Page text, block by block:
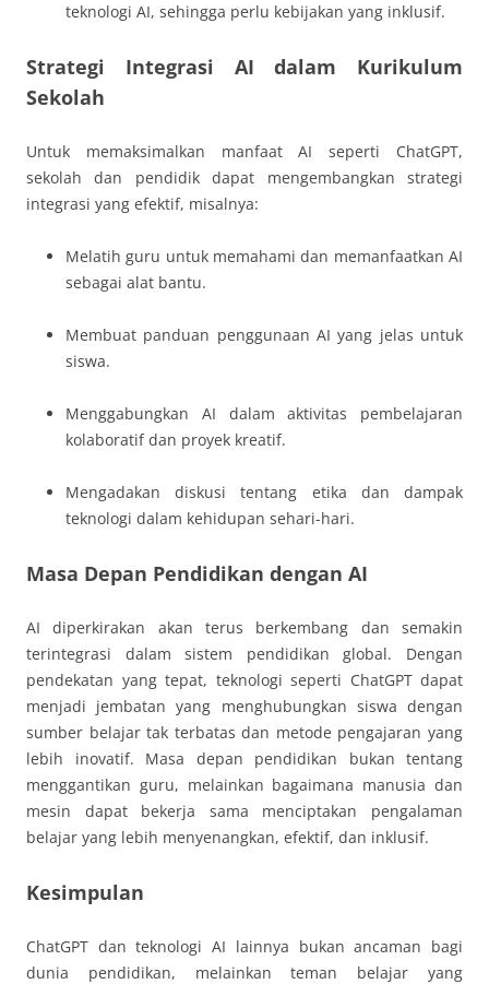
teknologi AI, sehingga perlu kebijakan yang inklusif.
Strategi Integrasi AI dalam Kurikulum
Sekolah
Untuk memaksimalkan manfaat AI seperti ChatGPT,
sekolah dan pendidik dapat mengembangkan strategi
integrasi yang efektif, misalnya:
Melatih guru untuk memahami dan memanfaatkan AI
sebagai alat bantu.
Membuat panduan penggunaan AI yang jelas untuk
siswa.
Menggabungkan AI dalam aktivitas pembelajaran
kolaboratif dan proyek kreatif.
Mengadakan diskusi tentang etika dan dampak
teknologi dalam kehidupan sehari-hari.
Masa Depan Pendidikan dengan AI
AI diperkirakan akan terus berkembang dan semakin
terintegrasi dalam sistem pendidikan global. Dengan
pendekatan yang tepat, teknologi seperti ChatGPT dapat
menjadi jembatan yang menghubungkan siswa dengan
sumber belajar tak terbatas dan metode pengajaran yang
lebih inovatif. Masa depan pendidikan bukan tentang
menggantikan guru, melainkan bagaimana manusia dan
mesin dapat bekerja sama menciptakan pengalaman
belajar yang lebih menyenangkan, efektif, dan inklusif.
Kesimpulan
ChatGPT dan teknologi AI lainnya bukan ancaman bagi
dunia pendidikan, melainkan teman belajar yang